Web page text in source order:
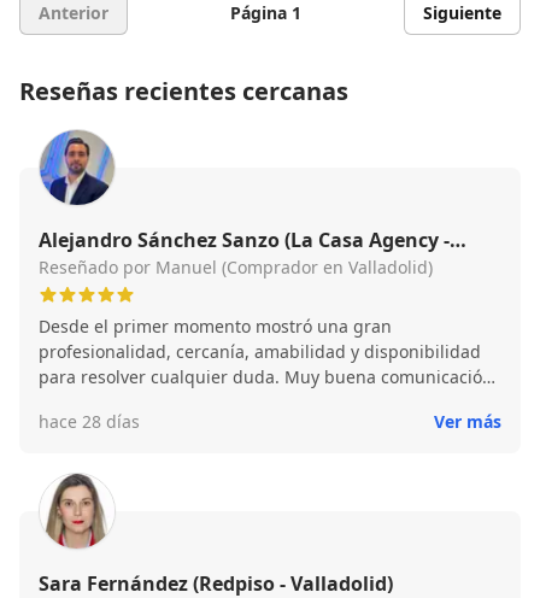
Anterior Página 1 Siguiente
Reseñas recientes cercanas
Alejandro Sánchez Sanzo (La Casa Agency -
Punto Paseo Zorrilla)
Reseñado por Manuel (Comprador en Valladolid)
Desde el primer momento mostró una gran
profesionalidad, cercanía, amabilidad y disponibilidad
para resolver cualquier duda. Muy buena comunicación
hace 28 días
Ver más
Sara Fernández (Redpiso - Valladolid)